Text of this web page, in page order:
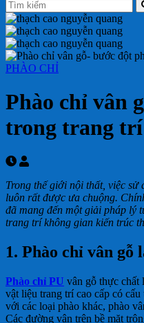
PHÀO CHỈ
Phào chỉ vân
trong trang
Trong thế giới nội thất, việc sử
luôn rất được ưa chuộng.
đã mang đến một giải pháp lý
trang trí không gian kiến trúc
1. Phào chỉ vân gỗ
Phào chỉ PU vân gỗ thực chất
vật liệu trang trí cao cấp có
với các loại phào khác, phào
Các đường vân trên bề mặt